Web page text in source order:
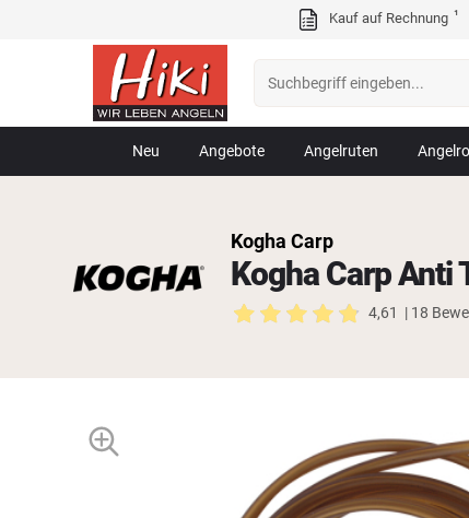
Kauf auf Rechnung ¹
Neu Angebote Angelruten
Kogha Carp Anti
Kogha Carp
4,61 | 18